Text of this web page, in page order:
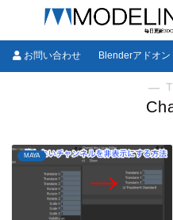
お問い合わせ Blenderアドオン
―
MAYA